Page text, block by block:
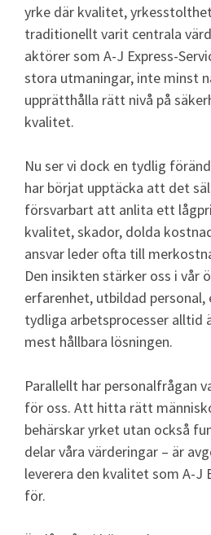
yrke där kvalitet,
traditionellt varit centrala
aktörer som A-J Express-
stora utmaningar, inte minst
upprätthålla rätt nivå på
kvalitet.
Nu ser vi dock en tydlig
har börjat upptäcka att det
försvarbart att anlita ett
kvalitet, skador, dolda
ansvar leder ofta till
Den insikten stärker oss i vår
erfarenhet, utbildad personal,
tydliga arbetsprocesser alltid
mest hållbara lösningen.
Parallellt har personalfrågan
för oss. Att hitta rätt
behärskar yrket utan också
delar våra värderingar – är
leverera den kvalitet som A-J
för.